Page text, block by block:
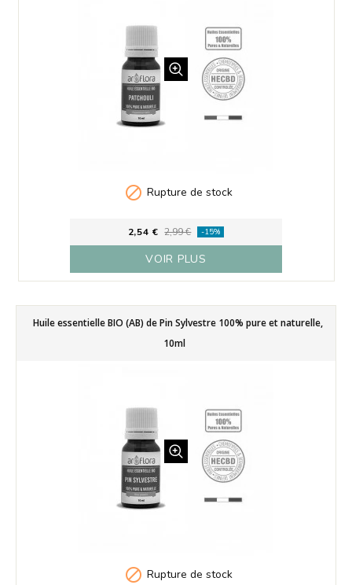
 Rupture de stock
2,54 € 2,99 € -15%
VOIR PLUS
Huile essentielle BIO (AB) de Pin Sylvestre 100% pure et naturelle,
10ml
 Rupture de stock